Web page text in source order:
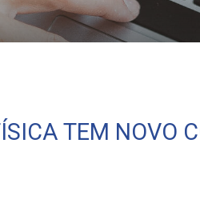
TEM NOVO